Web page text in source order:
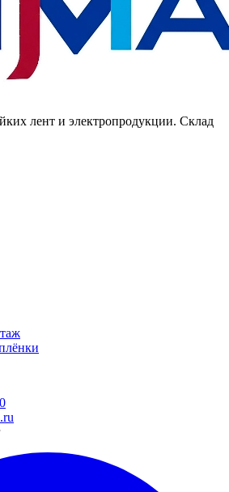
лент и электропродукции. Склад